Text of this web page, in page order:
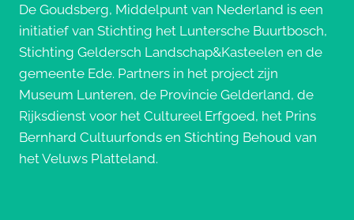
De Goudsberg, Middelpunt van Nederland is een
initiatief van Stichting het Luntersche Buurtbosch,
Stichting Geldersch Landschap&Kasteelen en de
gemeente Ede. Partners in het project zijn
Museum Lunteren, de Provincie Gelderland, de
Rijksdienst voor het Cultureel Erfgoed, het Prins
Bernhard Cultuurfonds en Stichting Behoud van
het Veluws Platteland.